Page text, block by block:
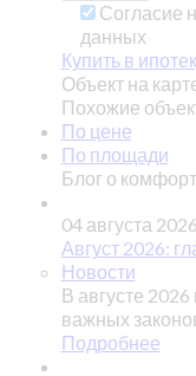
Согласие
данных
Купить в
Объект на
Похожие
По цене
По площади
Блог о
04 августа 2026
Август 2026:
Новости
В августе 2026
важных
Подробнее